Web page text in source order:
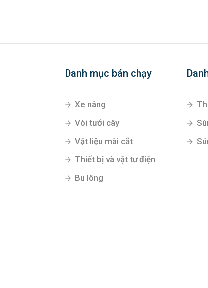
Danh mục bán chạy
Xe nâng
Vòi tưới cây
Vật liệu mài cắt
Thiết bị và vật tư điện
Bu lông